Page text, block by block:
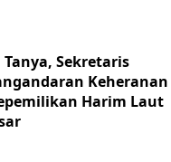
Tanya, Sekretaris
Keheranan
Harim Laut